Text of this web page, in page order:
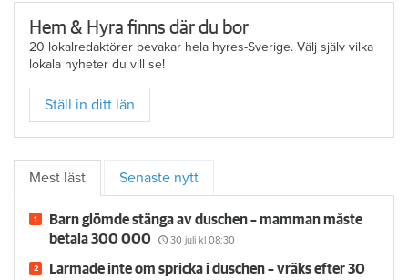
Hem & Hyra finns där du bor
20 lokalredaktörer bevakar hela hyres-Sverige. Välj själv vilka
lokala nyheter du vill se!
Ställ in ditt län
Mest läst Senaste nytt
Barn glömde stänga av duschen – mamman måste
betala 300 000
30 juli kl 08:30
Larmade inte om spricka i duschen – vräks efter 30